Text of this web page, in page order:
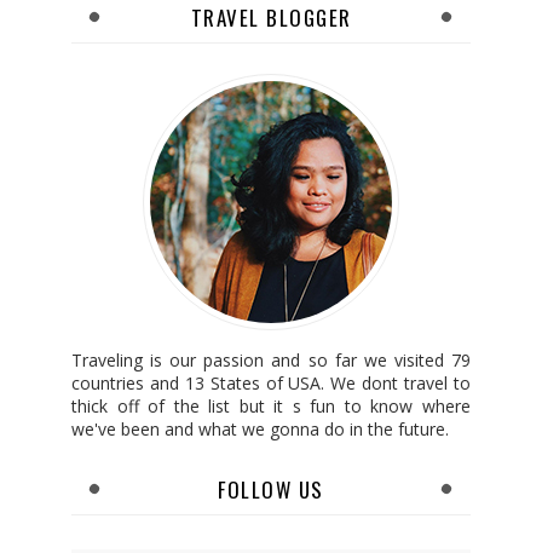
TRAVEL BLOGGER
Traveling is our passion and so far we visited 79
countries and 13 States of USA. We dont travel to
thick off of the list but it s fun to know where
we've been and what we gonna do in the future.
FOLLOW US